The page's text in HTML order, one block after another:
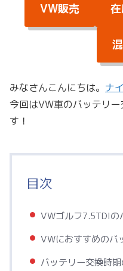
VW販売
みなさんこんにちは。 ナ
今回はVW車のバッテリ
す！
目次
VWゴルフ7.5TDIの
VWにおすすめのバ
バッテリー交換時期